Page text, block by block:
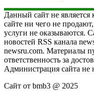
Данный сайт не
сайте ни чего не
услуги не оказываются.
новостей RSS канала
newsru.com. Материалы
ответственность за
Администрация сайта не
Сайт от bmb3 @ 2025